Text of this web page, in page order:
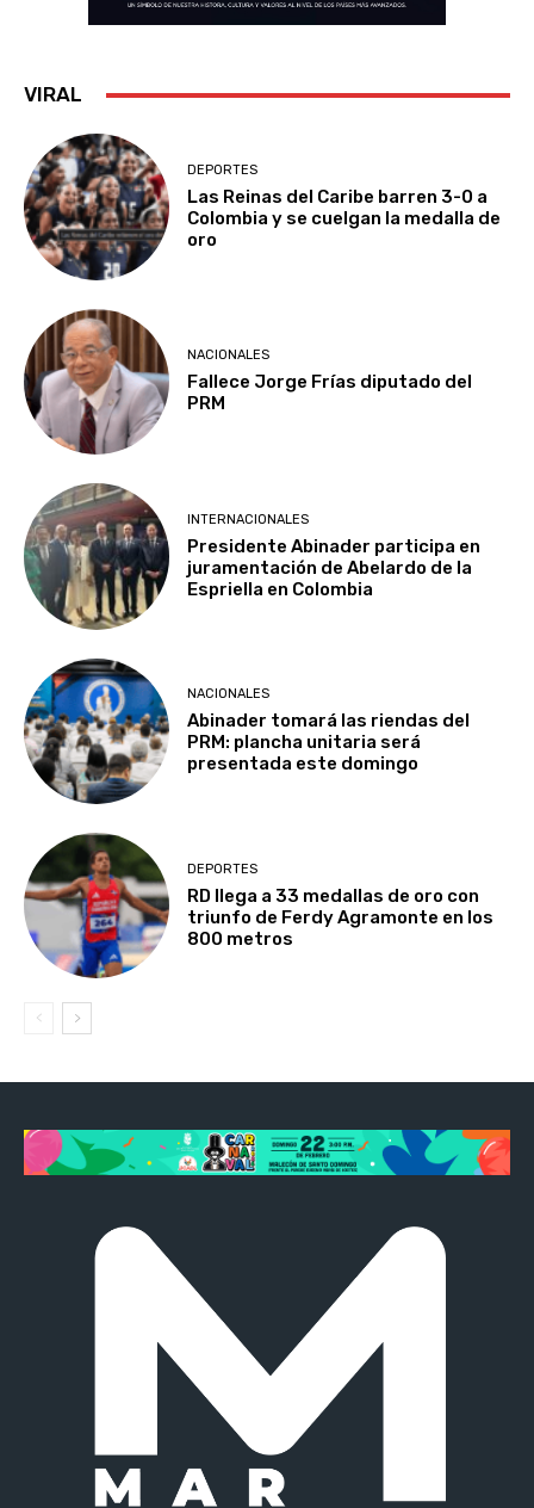
VIRAL
DEPORTES
Las Reinas del Caribe barren 3-0 a
Colombia y se cuelgan la medalla de
oro
NACIONALES
Fallece Jorge Frías diputado del
PRM
INTERNACIONALES
Presidente Abinader participa en
juramentación de Abelardo de la
Espriella en Colombia
NACIONALES
Abinader tomará las riendas del
PRM: plancha unitaria será
presentada este domingo
DEPORTES
RD llega a 33 medallas de oro con
triunfo de Ferdy Agramonte en los
800 metros